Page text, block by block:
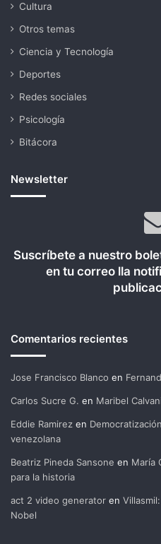
Cultura
Otros temas
Ciencia y Tecnología
Deportes
Redes sociales
Psicología
Bitácora
Newsletter
Suscríbete a nuestro
en tu correo lla
Comentarios recientes
Jose Francisco Blanco en
Carlos Sucre G. en Maribel
Eddie Ramirez en
venezolana
Beatriz Pineda Sansone en María
para la historia
act 2 video generator en
Nobel